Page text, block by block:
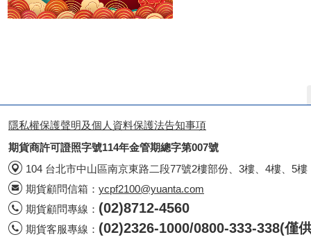
隱私權保護聲明及個人資料保護法告知事項
期貨商許可證照字號114年金管期總字第007號
104 台北市中山區南京東路二段77號2樓部份、3樓、4樓、5樓
期貨顧問信箱： ycpf2100@yuanta.com
期貨顧問專線： (02)8712-4560
期貨客服專線： (02)2326-1000/0800-333-338(僅